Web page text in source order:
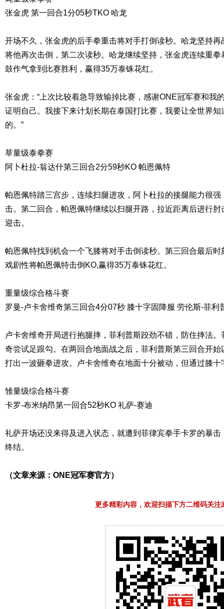
张金虎 第一回合1分05秒TKO 哈龙
开场不久，张金虎的后手拳重击将对手打倒读秒。哈龙坚持
将他再次击倒，第二次读秒。哈龙继续坚持，张金虎连续重
鼓作气拿到比赛胜利，赢得35万泰铢花红。
张金虎：“上次比较着急导致输掉比赛，感谢ONE冠军赛和我
证明自己。我接下来计划长期在泰国打比赛，我要让全世界
的。”
草量级泰拳赛
阿卜杜拉-翁达什第三回合2分59秒KO 帕恩佩特
帕恩佩特踏三宫步，连续扫腿进攻，阿卜杜拉的接腿能力很
击。第二回合，帕恩佩特继续以扫腿开路，拉近距离后进行
迎击。
帕恩佩特找到机会一个飞膝将对手击倒读秒。第三回合最后
戏剧性将帕恩佩特击倒KO,赢得35万泰铢花红。
重量级综合格斗赛
罗曼-卢卡舍维奇第三回合4分07秒 膝十字固降服 劳伦斯-菲利
卢卡舍维奇开局进行抱腿摔，菲利普斯跤劲不错，防住摔法
奇尝试足跟勾。在两回合地面战之后，菲利普斯第三回合开
打出一波砸拳进攻。卢卡舍维奇在地面十分被动，但通过膝
雏量级综合格斗赛
卡罗-布米纳昂第一回合52秒KO 礼萨-赛迪
礼萨开场还没来得及进入状态，就遭到菲律宾拳手卡罗的暴
终结。
（文章来源：ONE冠军赛官方）
更多精彩内容，欢迎扫描下方二维码关注